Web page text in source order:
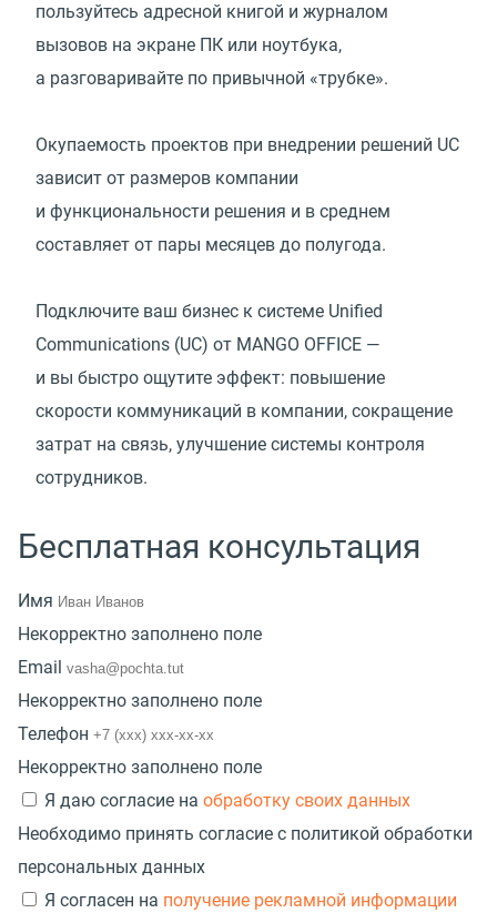
пользуйтесь адресной книгой и журналом
вызовов на экране ПК или ноутбука,
а разговаривайте по привычной «трубке».
Окупаемость проектов при внедрении решений UC
зависит от размеров компании
и функциональности решения и в среднем
составляет от пары месяцев до полугода.
Подключите ваш бизнес к системе Unified
Communications (UC) от MANGO OFFICE —
и вы быстро ощутите эффект: повышение
скорости коммуникаций в компании, сокращение
затрат на связь, улучшение системы контроля
сотрудников.
Бесплатная консультация
Имя
Некорректно заполнено поле
Email
Некорректно заполнено поле
Телефон
Некорректно заполнено поле
Я даю согласие на обработку своих данных
Необходимо принять согласие с политикой обработки
персональных данных
Я согласен на получение рекламной информации